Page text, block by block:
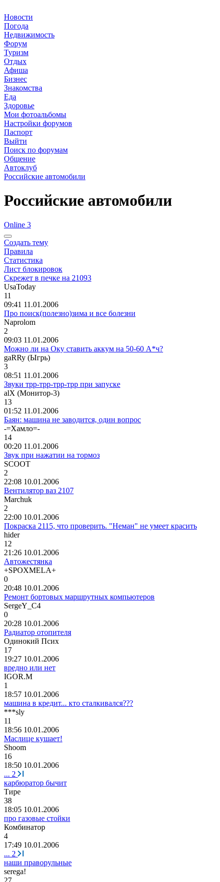
Новости
Погода
Недвижимость
Форум
Туризм
Отдых
Афиша
Бизнес
Знакомства
Еда
Здоровье
Мои фотоальбомы
Настройки форумов
Паспорт
Выйти
Поиск по форумам
Общение
Автоклуб
Российские автомобили
Российские автомобили
Online 3
Создать тему
Правила
Статистика
Лист блокировок
Скрежет в печке на 21093
UsaToday
11
09:41 11.01.2006
Про поиск(полезно)зима и все болезни
Naprolom
2
09:03 11.01.2006
Можно ли на Оку ставить аккум на 50-60 А*ч?
gaRRy (Ыгрь)
3
08:51 11.01.2006
Звуки трр-трр-трр-трр при запуске
alX (Монитор-3)
13
01:52 11.01.2006
Баян: машина не заводится, один вопрос
-=Xамло=-
14
00:20 11.01.2006
Звук при нажатии на тормоз
SCOOT
2
22:08 10.01.2006
Вентилятор ваз 2107
Marchuk
2
22:00 10.01.2006
Покраска 2115, что проверить. "Неман" не умеет красить
hider
12
21:26 10.01.2006
Автожестянка
+SPOXMELA+
0
20:48 10.01.2006
Ремонт бортовых маршрутных компьютеров
SergeY_ С4
0
20:28 10.01.2006
Радиатор отопителя
Одинокий Псих
17
19:27 10.01.2006
вредно или нет
IGOR.M
1
18:57 10.01.2006
машина в кредит... кто сталкивался???
***sly
11
18:56 10.01.2006
Маслице кушает!
Shoom
16
18:50 10.01.2006
... 2
карбюратор бычит
Тире
38
18:05 10.01.2006
про газовые стойки
Комбинатор
4
17:49 10.01.2006
... 2
наши праворульные
serega!
27